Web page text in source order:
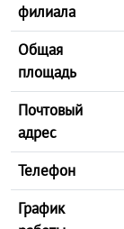
филиала
Общая
площадь
Почтовый
адрес
Телефон
График